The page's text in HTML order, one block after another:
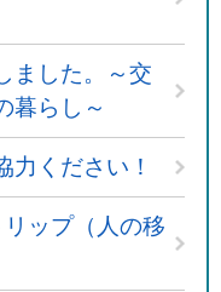
ました。～交
暮らし～
力ください！
ップ（人の移